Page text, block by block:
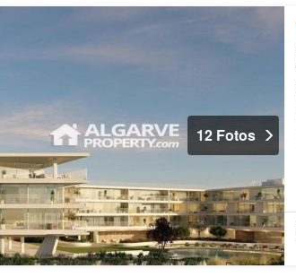
12 Fotos